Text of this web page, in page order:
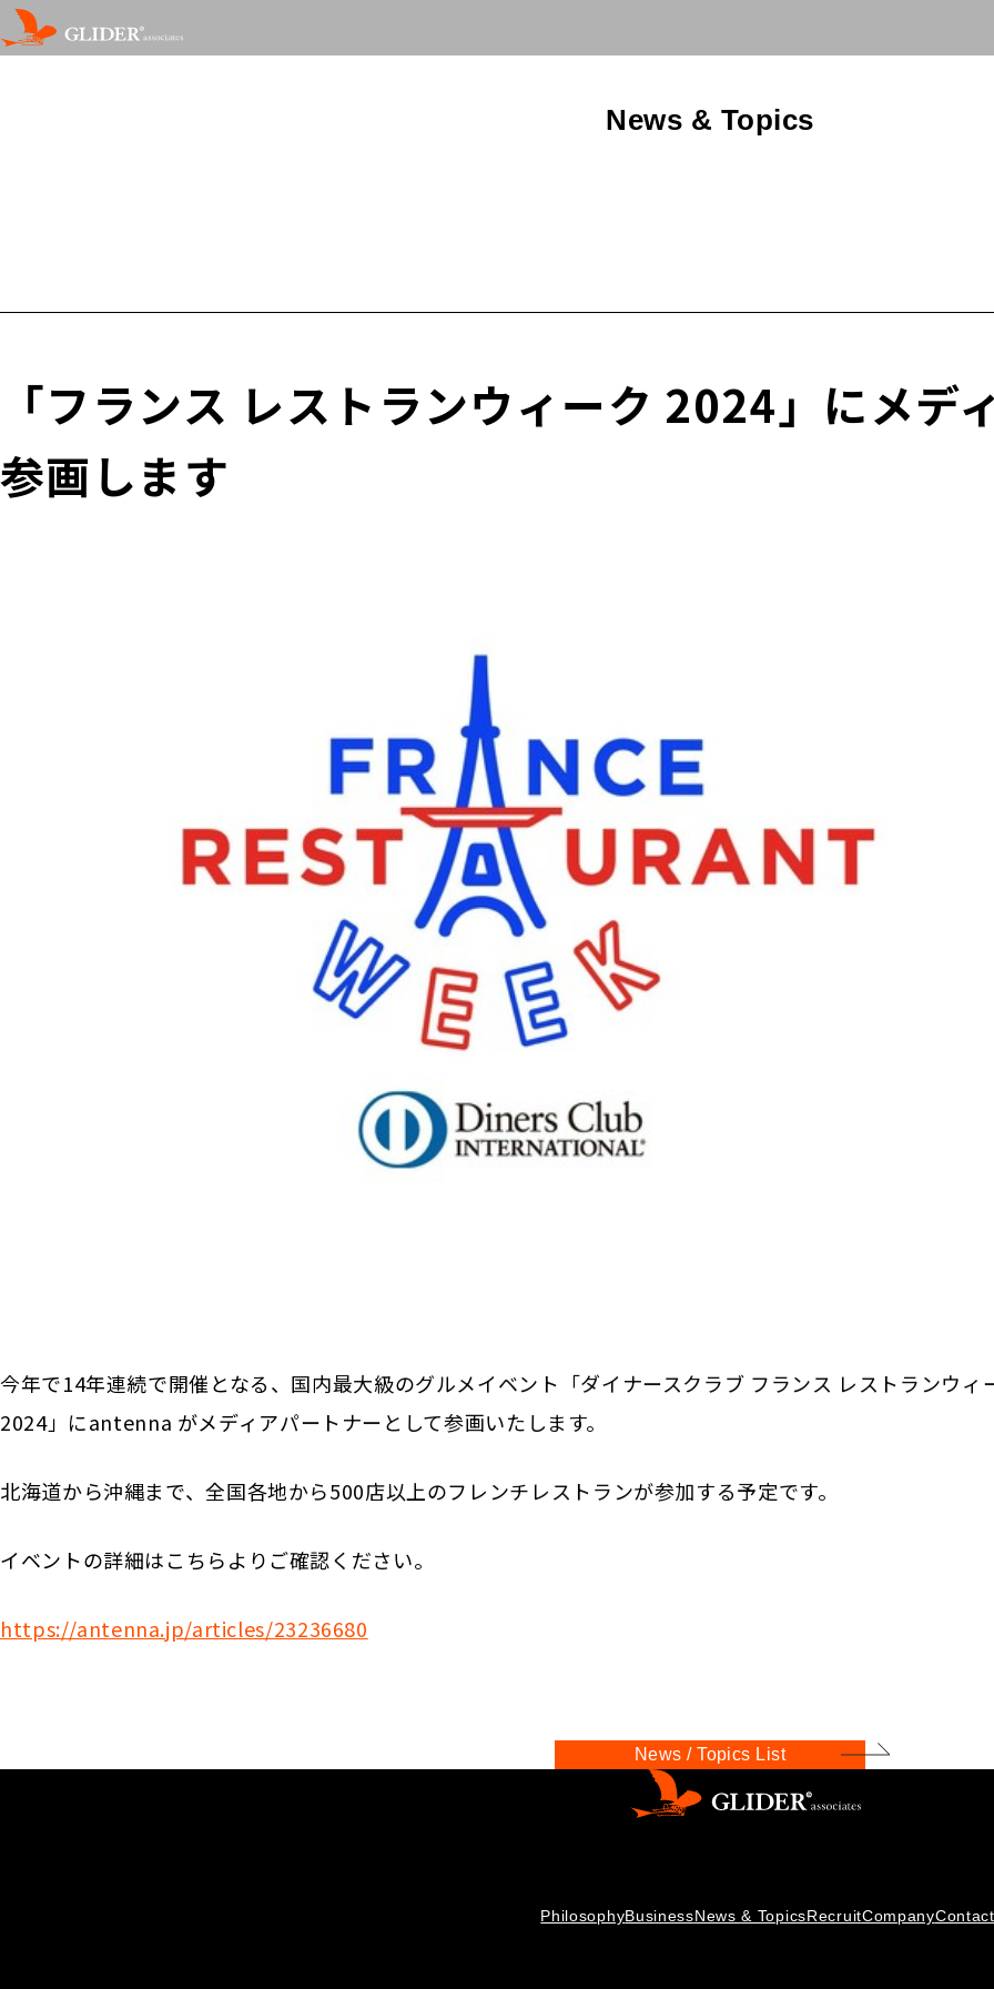
News & Topics
「フランス レストランウィーク 2024」にメデ
参画します
今年で14年連続で開催となる、国内最大級のグルメイベント「ダイナースクラブ フランス レストランウィ
2024」にantenna がメディアパートナーとして参画いたします。
北海道から沖縄まで、全国各地から500店以上のフレンチレストランが参加する予定です。
イベントの詳細はこちらよりご確認ください。
https://antenna.jp/articles/23236680
News / Topics List
PhilosophyBusinessNews & TopicsRecruitCompanyContact